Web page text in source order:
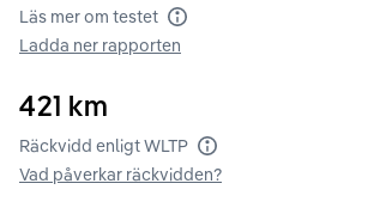
Läs mer om testet Batteritest
Ladda ner rapporten
421 km
Räckvidd enligt WLTP Räckvidd enligt WLTP
Vad påverkar räckvidden?